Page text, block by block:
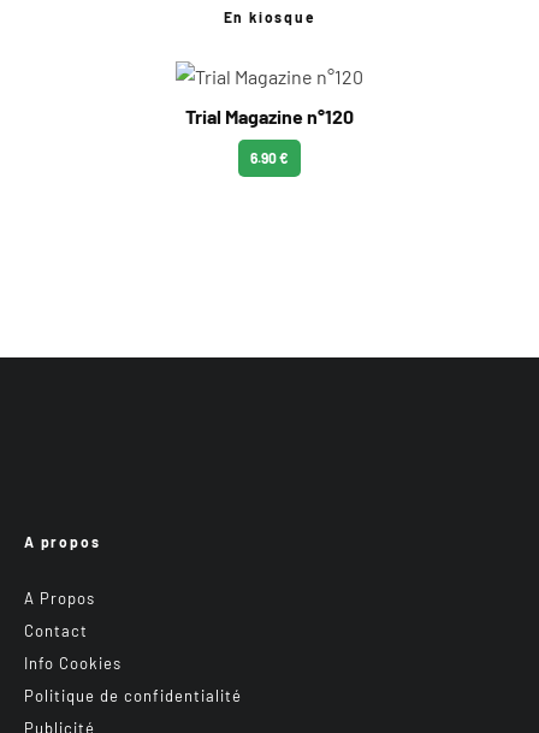
En kiosque
Trial Magazine n°120
6.90 €
A propos
A Propos
Contact
Info Cookies
Politique de confidentialité
Publicité